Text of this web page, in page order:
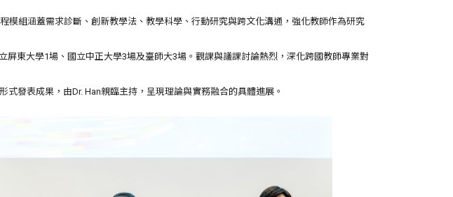
模組涵蓋需求診斷、創新教學法、教學科學、行動研究與跨文化溝通，強化教師作為研究
東大學1場、國立中正大學3場及臺師大3場。觀課與議課討論熱烈，深化跨國教師專業對
發表成果，由Dr. Han親臨主持，呈現理論與實務融合的具體進展。